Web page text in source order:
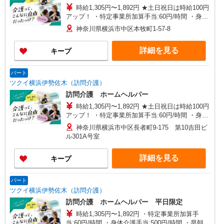
時給1,305円〜1,892円 ★土日祝日は時給100円
アップ！ ・特定事業所加算手当:60円/時間 ・身体
介護手当:500円/時間 ・早朝夜間深夜手当:300円/
時間 （18:00〜翌07:59の時間帯） ・ICT手
当:2,000円/月 ・深夜割増は別途支給 ・ケア→ケ
アの移動時間も賃金（時給）を支給 ※給与幅は資
格・経験等による
神奈川県横浜市中区本牧町1-57-8
キープ 詳細を見る
パート
ツクイ横浜伊勢佐木（訪問介護）
訪問介護 ホームヘルパー
時給1,305円〜1,892円 ★土日祝日は時給100円
アップ！ ・特定事業所加算手当:60円/時間 ・身体
介護手当:500円/時間 ・早朝夜間深夜手当:300円/
時間 （18:00〜翌07:59の時間帯） ・ICT手
当:2,000円/月 ・深夜割増は別途支給 ・ケア→ケ
アの移動時間も賃金（時給）を支給 ※給与幅は資
格・経験等による
神奈川県横浜市中区長者町9-175 第10吉田ビ
ル301A号室
キープ 詳細を見る
パート
ツクイ横浜伊勢佐木（訪問介護）
訪問介護 ホームヘルパー 平日限定
時給1,305円〜1,892円 ・特定事業所加算手